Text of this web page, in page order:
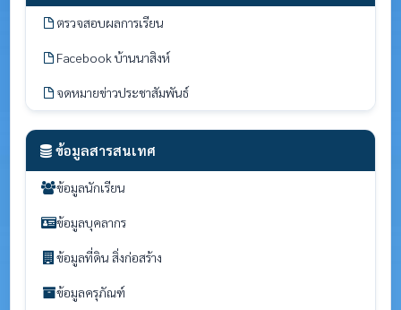
ตรวจสอบผลการเรียน
Facebook บ้านนาสิงห์
จดหมายข่าวประชาสัมพันธ์
ข้อมูลสารสนเทศ
ข้อมูลนักเรียน
ข้อมูลบุคลากร
ข้อมูลที่ดิน สิ่งก่อสร้าง
ข้อมูลครุภัณฑ์